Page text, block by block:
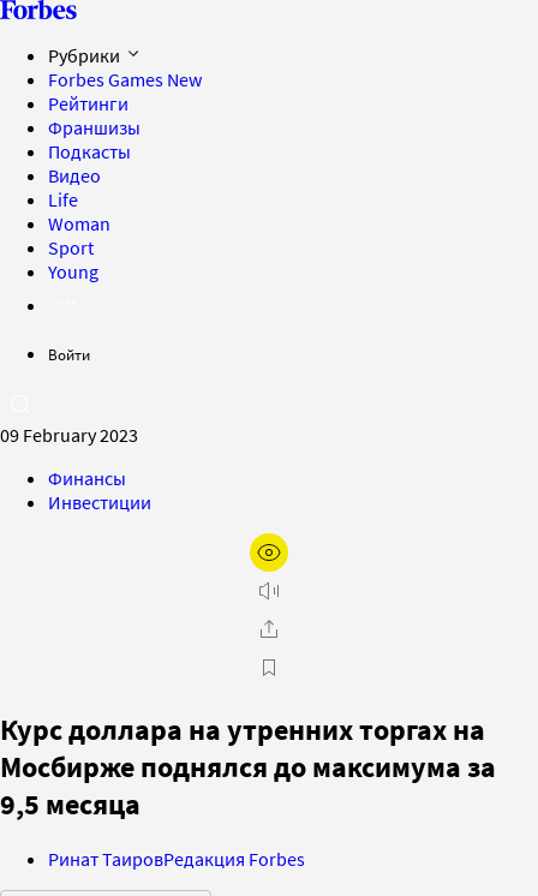
Рубрики
Forbes Games New
Рейтинги
Франшизы
Подкасты
Видео
Life
Woman
Sport
Young
Войти
09 February 2023
Финансы
Инвестиции
Курс доллара на утренних торгах на
Мосбирже поднялся до максимума за
9,5 месяца
Ринат ТаировРедакция Forbes